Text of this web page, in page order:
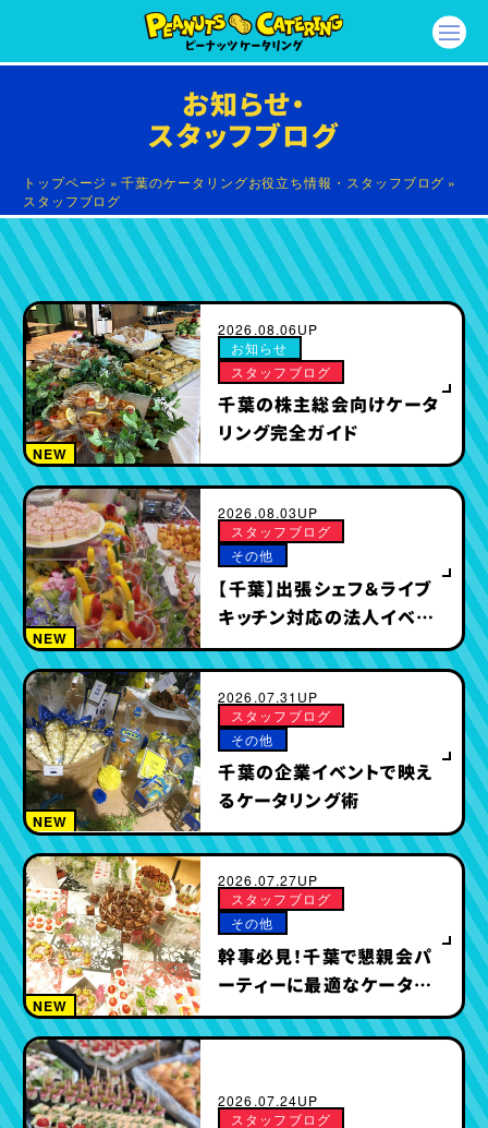
お知らせ・
スタッフブログ
トップページ »千葉のケータリングお役立ち情報・スタッフブログ »
スタッフブログ
NEW
2026.08.06UP
お知らせ
スタッフブログ
千葉の株主総会向けケータ
リング完全ガイド
NEW
2026.08.03UP
スタッフブログ
その他
【千葉】出張シェフ＆ライブ
キッチン対応の法人イベン
トケータリング特集
NEW
2026.07.31UP
スタッフブログ
その他
千葉の企業イベントで映え
るケータリング術
NEW
2026.07.27UP
スタッフブログ
その他
幹事必見！千葉で懇親会パ
ーティーに最適なケータリ
ング＆オードブル特集
2026.07.24UP
スタッフブログ